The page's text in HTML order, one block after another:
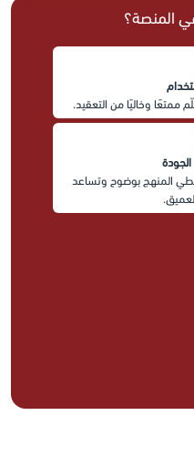
المنصة؟
وخاليًا من التعقيد.
المنهج بوضوح وتساعد